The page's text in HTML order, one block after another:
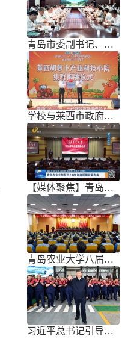
青岛市委副书记、市长任刚来校调研
学校与莱西市政府联合举办青岛市胡萝
【媒体聚焦】青岛农业大学召开202
青岛农业大学八届三次双代会胜利召开
习近平总书记引导树立和践行正确政绩